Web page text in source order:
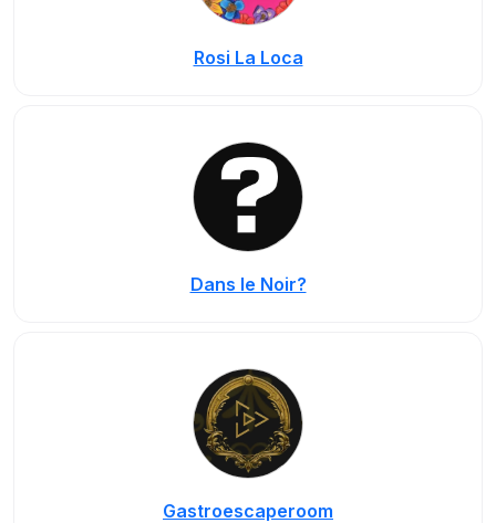
Rosi La Loca
Dans le Noir?
Gastroescaperoom